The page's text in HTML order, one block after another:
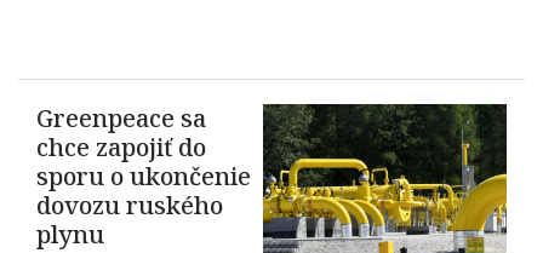
Greenpeace sa
chce zapojiť do
sporu o ukončenie
dovozu ruského
plynu